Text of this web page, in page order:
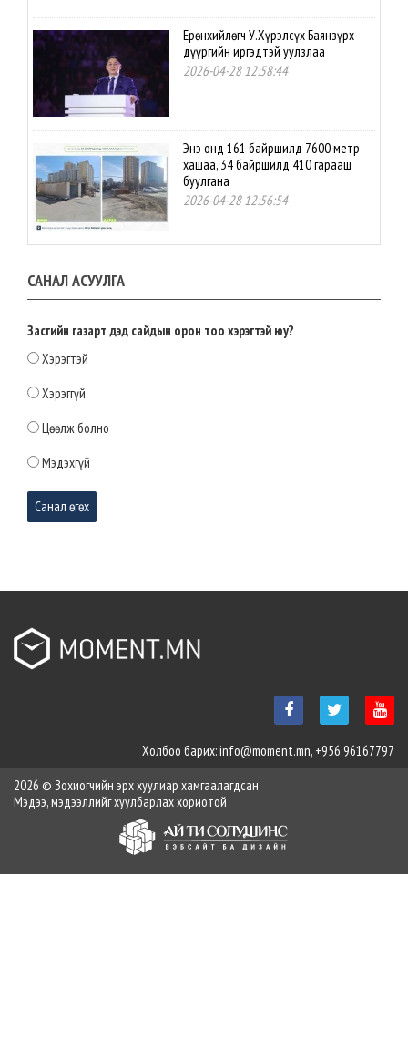
Ерөнхийлөгч У.Хүрэлсүх Баянзүрх
дүүргийн иргэдтэй уулзлаа
2026-04-28 12:58:44
Энэ онд 161 байршилд 7600 метр
хашаа, 34 байршилд 410 гарааш
буулгана
2026-04-28 12:56:54
оролцох иргэдийн эрх, оролцоог
бүрдлээ
Н.Учрал Засгийн газрын тамгаа
гардаж авлаа
шилжүүлж, нөхөн сэргээлтийн ажлыг эхлүүллээ
САНАЛ АСУУЛГА
Засгийн газарт дэд сайдын орон тоо хэрэгтэй юу?
Хэрэгтэй
Хэрэггүй
Цөөлж болно
Мэдэхгүй
Холбоо барих: info@moment.mn, +956 96167797
2026 © Зохиогчийн эрх хуулиар хамгаалагдсан
Мэдээ, мэдээллийг хуулбарлах хориотой